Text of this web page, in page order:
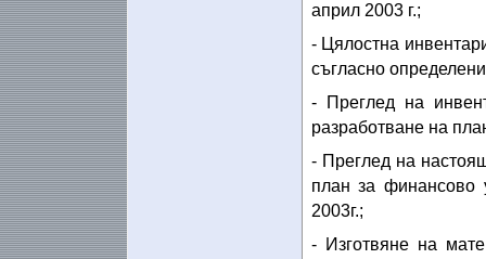
април 2003 г.;
- Цялостна
съгласно
- Преглед на
разработване на
- Преглед на
план за финансово
2003г.;
- Изготвяне на